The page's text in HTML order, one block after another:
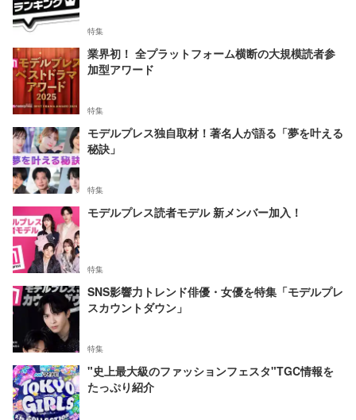
特集
業界初！ 全プラットフォーム横断の大規模読者参
加型アワード
特集
モデルプレス独自取材！著名人が語る「夢を叶える
秘訣」
特集
モデルプレス読者モデル 新メンバー加入！
特集
SNS影響力トレンド俳優・女優を特集「モデルプレ
スカウントダウン」
特集
"史上最大級のファッションフェスタ"TGC情報を
たっぷり紹介